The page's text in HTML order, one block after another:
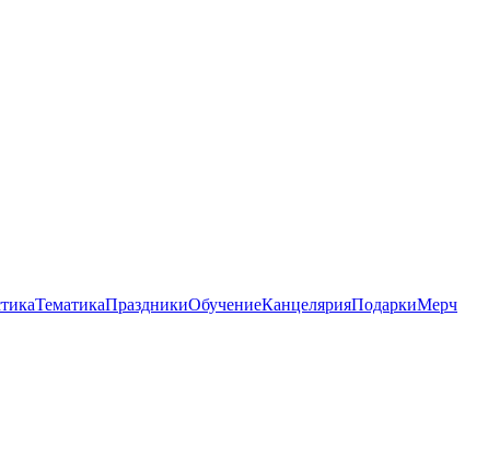
ТематикаПраздникиОбучениеКанцелярияПодаркиМерч